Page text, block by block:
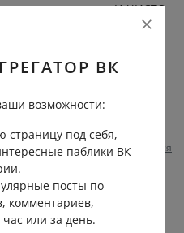
кинотеатров и т.д. И ЧИСТО
видео, на котором ничего
фэйк, либо
владелец животного, если
светлой головушке, какие
0 Отвечать Пожаловаться
в ТЦ куда смотрела
ВК
возможности:
страницу под себя,
паблики ВК
посты по
комментариев,
или за день.